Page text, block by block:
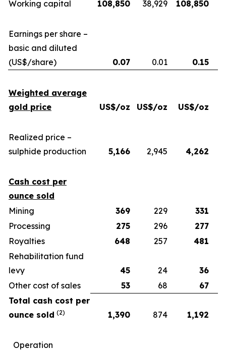
Working capital 108,850 38,929 108,850
Earnings per share –
basic and diluted
(US$/share)
0.07 0.01 0.15
Weighted average
gold price
US$/oz US$/oz US$/oz
Realized price –
sulphide production
5,166 2,945 4,262
Cash cost per
ounce sold
Mining
369 229
331
Processing
275 296
277
Royalties
648 257
481
Rehabilitation fund
levy
45 24
36
Other cost of sales
53 68
67
Total cash cost per
ounce sold (2) 1,390 874 1,192
Operation